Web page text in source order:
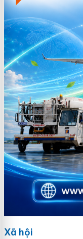
Xã hội